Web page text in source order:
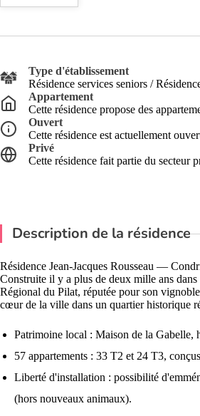
Type d'établissement
Résidence services seniors /
Appartement
Cette résidence propose des
Ouvert
Cette résidence est actuellement
Privé
Cette résidence fait partie du secteur
Description de la résidence
Résidence Jean-Jacques Rousseau —
Construite il y a plus de deux mille ans
Régional du Pilat, réputée pour son
cœur de la ville dans un quartier historique
Patrimoine local : Maison de la Gabelle,
57 appartements : 33 T2 et 24 T3,
Liberté d'installation : possibilité
(hors nouveaux animaux).